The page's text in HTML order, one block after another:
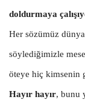
doldurmaya
Her sözümüz
söylediğimizle
öteye hiç kimsenin
Hayır hayır, bunu